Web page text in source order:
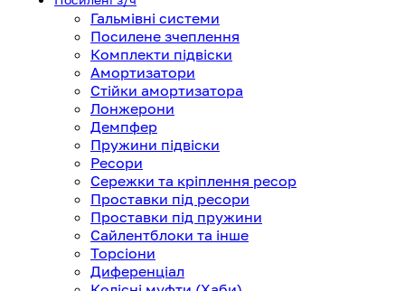
Гальмівні системи
Посилене зчеплення
Комплекти підвіски
Амортизатори
Стійки амортизатора
Лонжерони
Демпфер
Пружини підвіски
Ресори
Сережки та кріплення ресор
Проставки під ресори
Проставки під пружини
Сайлентблоки та інше
Торсіони
Диференціал